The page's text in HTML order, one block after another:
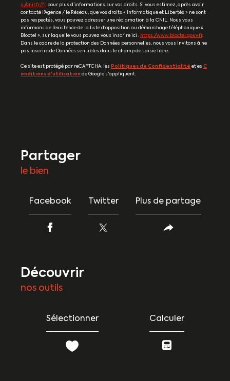
s://cnil.fr/fr pour plus d’informations sur vos droits. Si vous estimez, après avoir
contacté l'Agence / le Réseau, que vos droits « Informatique et Libertés » ne sont
pas respectés, vous pouvez adresser une réclamation à la CNIL. Nous vous
informons de l’existence de la liste d'opposition au démarchage téléphonique «
Bloctel », sur laquelle vous pouvez vous inscrire ici : https://www.bloctel.gouv.fr.
Dans le cadre de la protection des Données personnelles, nous vous invitons à ne
pas inscrire de Données sensibles dans le champ de saisie libre.
Ce site est protégé par reCAPTCHA, les Politiques de Confidentialité et es C
onditions d'utilisation de Google s'appliquent.
partager
le bien
Facebook Twitter Plus de partage
découvrir
nos outils
Sélectionner Calculer